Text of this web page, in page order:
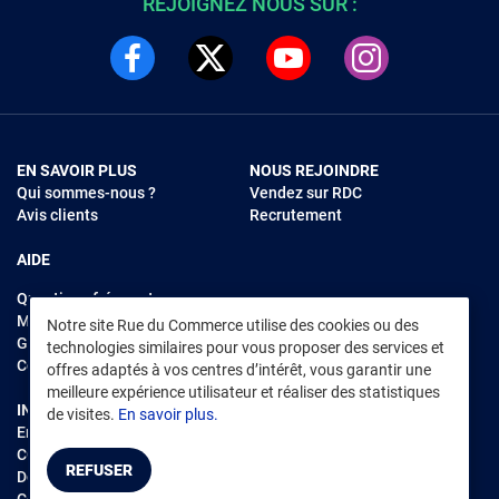
EN SAVOIR PLUS
Qui sommes-nous ?
Avis clients
AIDE
Questions fréquentes
Modes de règlements
Garantie et retours
Contacter Rue du Commerce
NOUS REJOINDRE
Vendez sur RDC
Recrutement
INFORMATIONS LÉGALES
Environnement
CGV /CGU Marketplace
Données personnelles
Notre site Rue du Commerce utilise des cookies ou des
technologies similaires pour vous proposer des services et
offres adaptés à vos centres d’intérêt, vous garantir une
meilleure expérience utilisateur et réaliser des statistiques
de visites. En savoir plus.
REFUSER